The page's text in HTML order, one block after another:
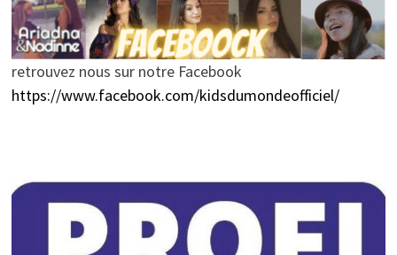
retrouvez nous sur notre Facebook
https://www.facebook.com/kidsdumondeofficiel/